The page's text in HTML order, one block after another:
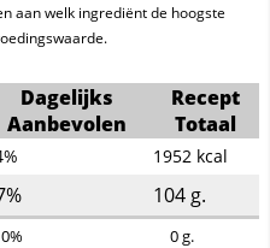
aan welk ingrediënt de hoogste
Dagelijks
Aanbevolen
Recept
Totaal
1952 kcal
104 g.
0% 0g.